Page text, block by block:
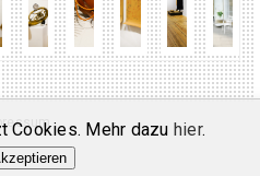
Cookies. Mehr dazu hier.